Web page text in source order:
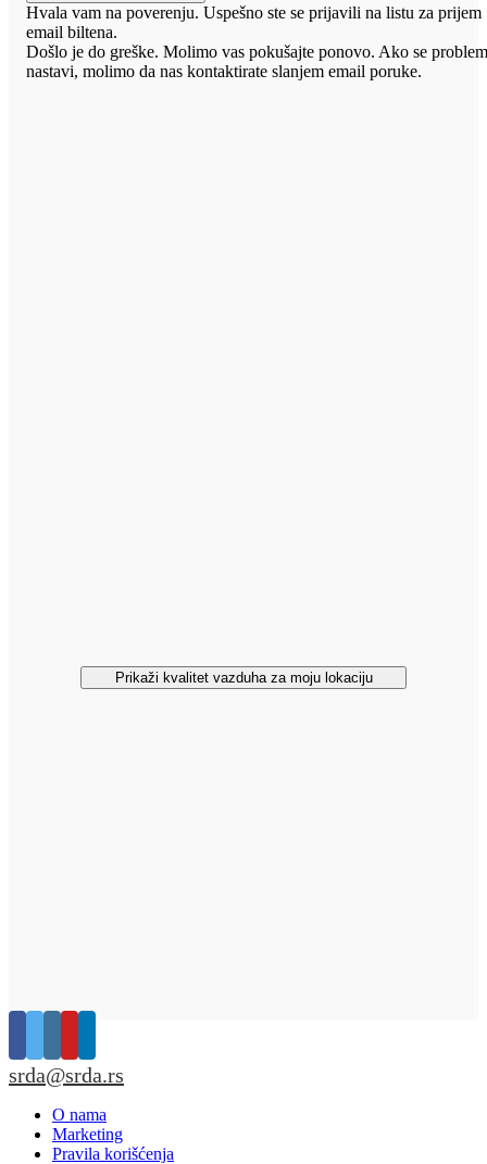
Hvala vam na poverenju. Uspešno ste se prijavili na listu za prijem
email biltena.
Došlo je do greške. Molimo vas pokušajte ponovo. Ako se
nastavi, molimo da nas kontaktirate slanjem email poruke.
Prikaži kvalitet vazduha za moju lokaciju
srda@srda.rs
O nama
Marketing
Pravila korišćenja